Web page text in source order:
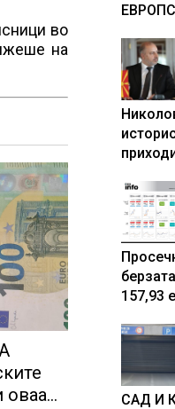
во
на
оваа
центри
157,93
САД И